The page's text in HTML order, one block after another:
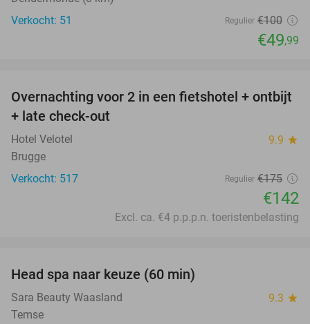
Verkocht: 51
Regulier €100
€49,99
19%
Overnachting voor 2 in een fietshotel + ontbijt
+ late check-out
Hotel Velotel 9.9 star
Brugge
Verkocht: 517
Regulier €175
€142
Excl. ca. €4 p.p.p.n. toeristenbelasting
Head spa naar keuze (60 min)
Sara Beauty Waasland 9.3 star
Temse